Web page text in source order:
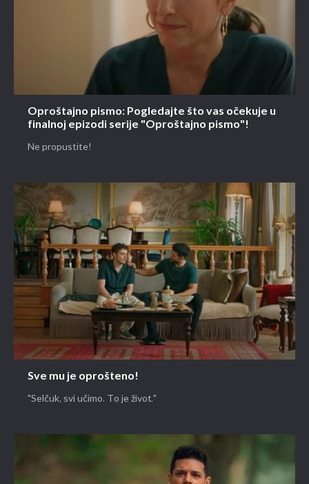
Oproštajno pismo: Pogledajte što vas očekuje u
finalnoj epizodi serije "Oproštajno pismo"!
Ne propustite!
Sve mu je oprošteno!
"Selčuk, svi učimo. To je život."